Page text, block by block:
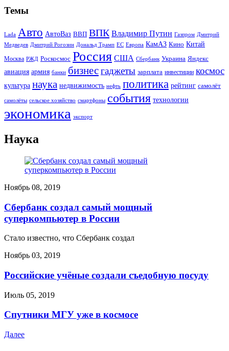
Темы
Lada Авто АвтоВаз ВВП ВПК Владимир Путин Газпром Дмитрий
Медведев Дмитрий Рогозин Дональд Трамп ЕС Европа КамАЗ Кино Китай
Москва РЖД Роскосмос Россия США Сбербанк Украина Яндекс
авиация армия банки бизнесгаджеты зарплата инвестиции космос
культура наука недвижимость нефть политика рейтинг самолёт
самолёты сельское хозяйство смартфоны события технологии
экономика экспорт
Наука
Ноябрь 08, 2019
Сбербанк создал самый мощный
суперкомпьютер в России
Стало известно, что Сбербанк создал
Ноябрь 03, 2019
Российские учёные создали съедобную посуду
Июль 05, 2019
Спутники МГУ уже в космосе
Далее